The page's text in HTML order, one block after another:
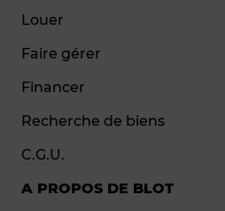
Louer
Faire gérer
Financer
Recherche de biens
C.G.U.
A PROPOS DE BLOT